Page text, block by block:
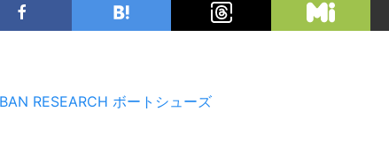
RESEARCH ボートシューズ